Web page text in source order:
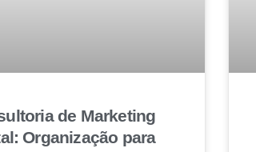
de Marketing
Organização para